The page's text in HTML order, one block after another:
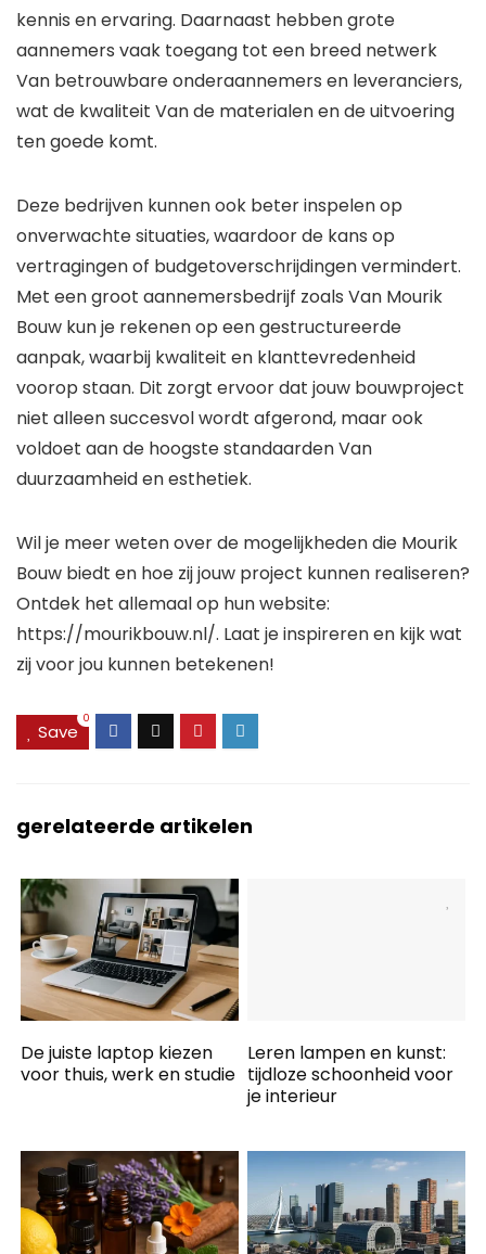
kennis en ervaring. Daarnaast hebben grote
aannemers vaak toegang tot een breed netwerk
Van betrouwbare onderaannemers en leveranciers,
wat de kwaliteit Van de materialen en de uitvoering
ten goede komt.
Deze bedrijven kunnen ook beter inspelen op
onverwachte situaties, waardoor de kans op
vertragingen of budgetoverschrijdingen vermindert.
Met een groot aannemersbedrijf zoals Van Mourik
Bouw kun je rekenen op een gestructureerde
aanpak, waarbij kwaliteit en klanttevredenheid
voorop staan. Dit zorgt ervoor dat jouw bouwproject
niet alleen succesvol wordt afgerond, maar ook
voldoet aan de hoogste standaarden Van
duurzaamheid en esthetiek.
Wil je meer weten over de mogelijkheden die Mourik
Bouw biedt en hoe zij jouw project kunnen realiseren?
Ontdek het allemaal op hun website:
https://mourikbouw.nl/. Laat je inspireren en kijk wat
zij voor jou kunnen betekenen!
Save
0
gerelateerde artikelen
De juiste laptop kiezen
voor thuis, werk en studie
Leren lampen en kunst:
tijdloze schoonheid voor
je interieur